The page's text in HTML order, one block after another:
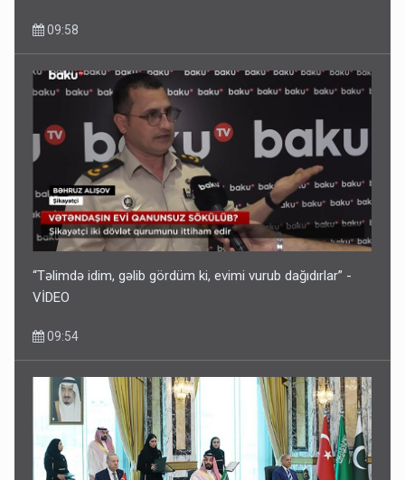
09:58
“Təlimdə idim, gəlib gördüm ki, evimi vurub dağıdırlar” -
VİDEO
09:54